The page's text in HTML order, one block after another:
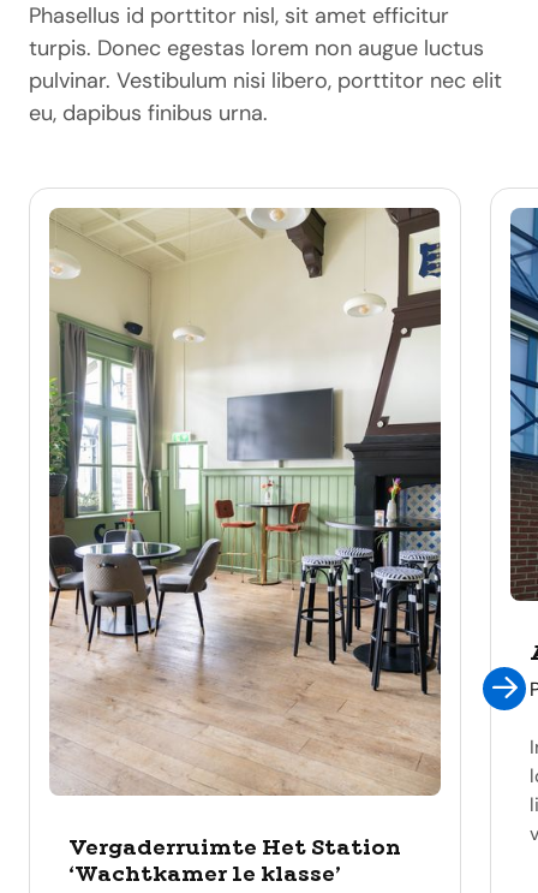
Phasellus id porttitor nisl, sit amet efficitur
turpis. Donec egestas lorem non augue luctus
pulvinar. Vestibulum nisi libero, porttitor nec elit
eu, dapibus finibus urna.
Vergaderruimte Het Station
‘Wachtkamer 1e klasse’